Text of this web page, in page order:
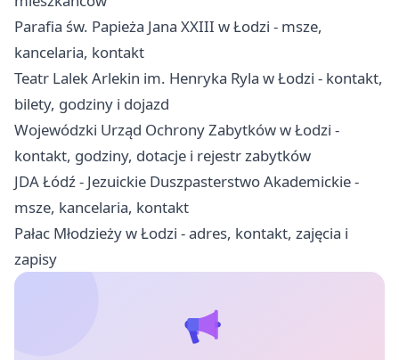
Parafia św. Papieża Jana XXIII w Łodzi - msze,
kancelaria, kontakt
Teatr Lalek Arlekin im. Henryka Ryla w Łodzi - kontakt,
bilety, godziny i dojazd
Wojewódzki Urząd Ochrony Zabytków w Łodzi -
kontakt, godziny, dotacje i rejestr zabytków
JDA Łódź - Jezuickie Duszpasterstwo Akademickie -
msze, kancelaria, kontakt
Pałac Młodzieży w Łodzi - adres, kontakt, zajęcia i
zapisy